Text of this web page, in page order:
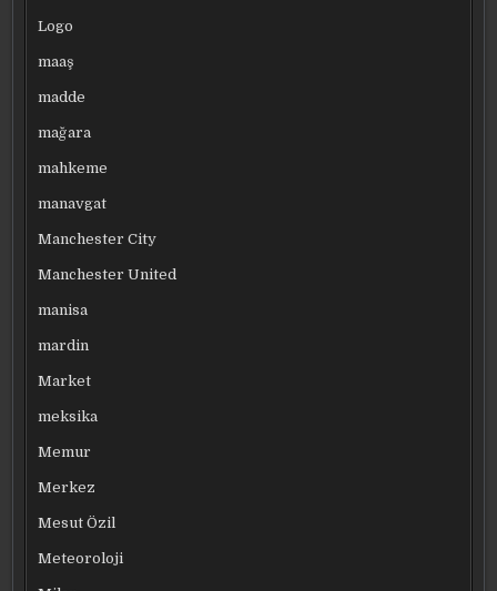
Logo
maaş
madde
mağara
mahkeme
manavgat
Manchester City
Manchester United
manisa
mardin
Market
meksika
Memur
Merkez
Mesut Özil
Meteoroloji